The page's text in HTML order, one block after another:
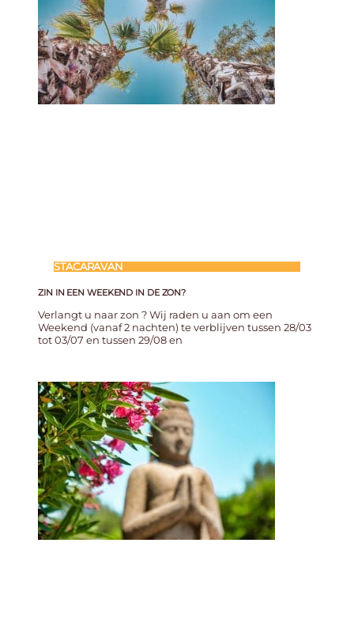
STACARAVAN
ZIN IN EEN WEEKEND IN DE ZON?
Verlangt u naar zon ? Wij raden u aan om een
Weekend (vanaf 2 nachten) te verblijven tussen 28/03
tot 03/07 en tussen 29/08 en